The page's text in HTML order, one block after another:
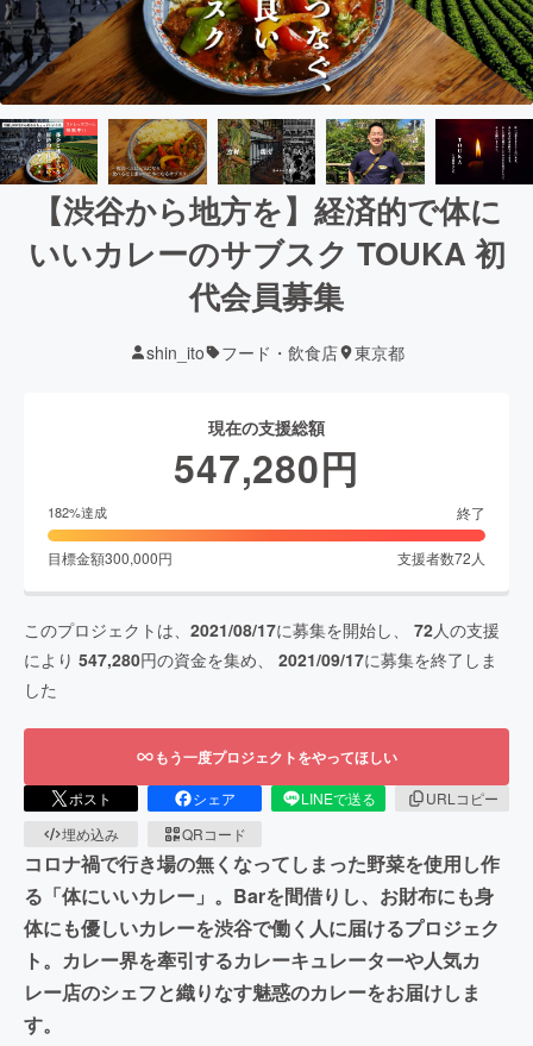
【渋谷から地方を】経済的で体に
いいカレーのサブスク TOUKA 初
代会員募集
shin_ito フード・飲食店 東京都
現在の支援総額
547,280円
182%達成 終了
目標金額300,000円 支援者数72 人
このプロジェクトは、 2021/08/17に募集を開始し、 72人の支援
により 547,280円の資金を集め、 2021/09/17に募集を終了しま
した
もう一度プロジェクトをやってほしい
ポスト シェア LINEで送る
URLコピー
埋め込み
QRコード
コロナ禍で行き場の無くなってしまった野菜を使用し作
る「体にいいカレー」。Barを間借りし、お財布にも身
体にも優しいカレーを渋谷で働く人に届けるプロジェク
ト。カレー界を牽引するカレーキュレーターや人気カ
レー店のシェフと織りなす魅惑のカレーをお届けしま
す。